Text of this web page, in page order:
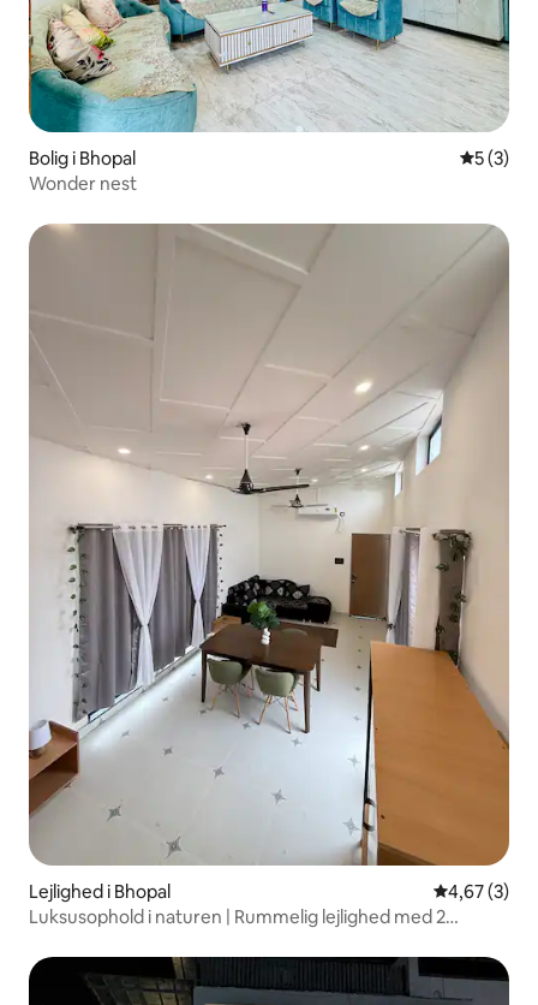
Bolig i Bhopal 5 ud af 5
5 (3)
Wonder nest
Lejlighed i Bhopal 4,67 ud af 5
4,67 (3)
Luksusophold i naturen | Rummelig lejlighed med 2